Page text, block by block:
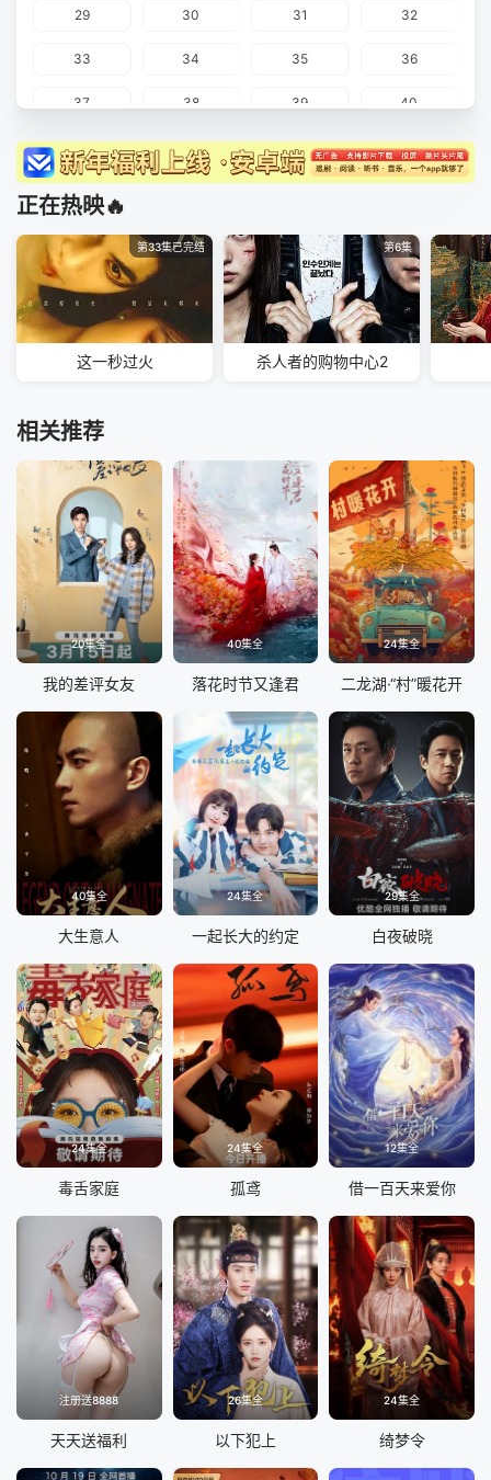
29 30 31 32
33 34 35 36
37 38 39 40
41 42
正在热映🔥
第33集已完结
这一秒过火
第6集
杀人者的购物中心2
相关推荐
20集全
我的差评女友
40集全
落花时节又逢君
24集全
二龙湖·“村”暖花开
40集全
大生意人
24集全
一起长大的约定
29集全
白夜破晓
24集全
毒舌家庭
24集全
孤鸢
12集全
借一百天来爱你
注册送8888
天天送福利
26集全
以下犯上
24集全
绮梦令